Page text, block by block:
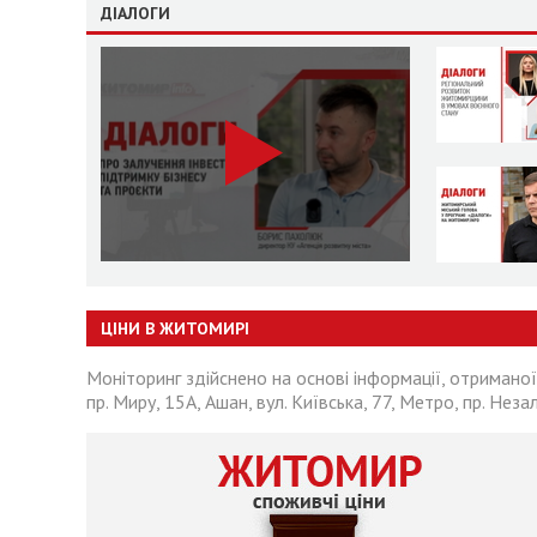
ДІАЛОГИ
ЦІНИ В ЖИТОМИРІ
Моніторинг здійснено на основі інформації,
пр. Миру, 15А, Ашан, вул. Київська, 77, Метро, пр.